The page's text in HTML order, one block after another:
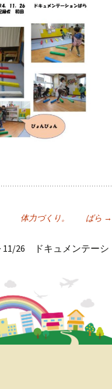
体力づくり。 ばら →
11/26 ドキュメンテーシ